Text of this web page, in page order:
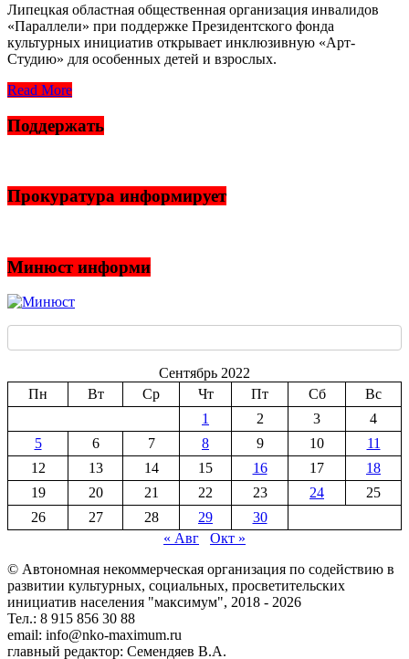
Липецкая областная общественная организация инвалидов
«Параллели» при поддержке Президентского фонда
культурных инициатив открывает инклюзивную «Арт-
Студию» для особенных детей и взрослых.
Read More
Поддержать
Прокуратура информирует
Минюст информи
Сентябрь 2022
Пн
Вт Ср Чт Пт Сб
Вс
1
2 3
4
5
6 7 8 9 10
11
12
13 14 15 16 17
18
19
20 21 22 23 24
25
26
27 28 29
30
« Авг
Окт »
© Автономная некоммерческая организация по содействию в
развитии культурных, социальных, просветительских
инициатив населения "максимум", 2018 - 2026
Тел.: 8 915 856 30 88
email: info@nko-maximum.ru
главный редактор: Семендяев В.А.